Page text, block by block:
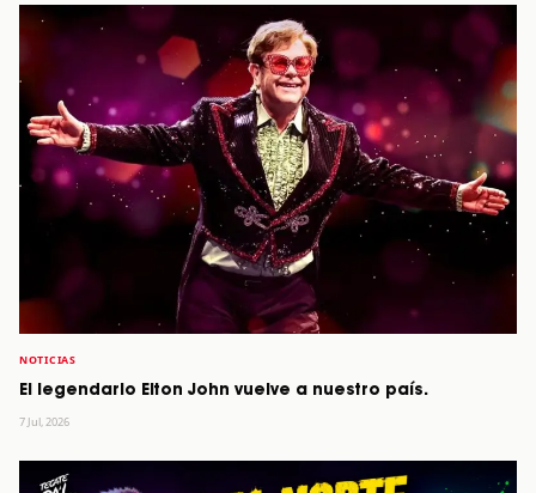
NOTICIAS
El legendario Elton John vuelve a nuestro país.
7 Jul, 2026